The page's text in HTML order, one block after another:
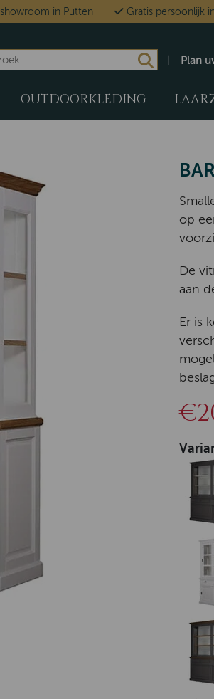
showroom in Putten Gratis persoonlijk
Plan
OUTDOORKLEDING
op
De
aan
Er is